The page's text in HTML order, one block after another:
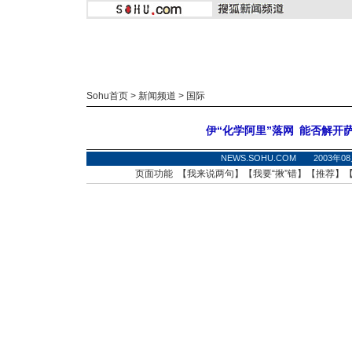
Sohu首页 > 新闻频道 > 国际
伊“化学阿里”落网 能否解开
NEWS.SOHU.COM 2003年
页面功能 【我来说两句 】【我要“揪”错】【推荐】